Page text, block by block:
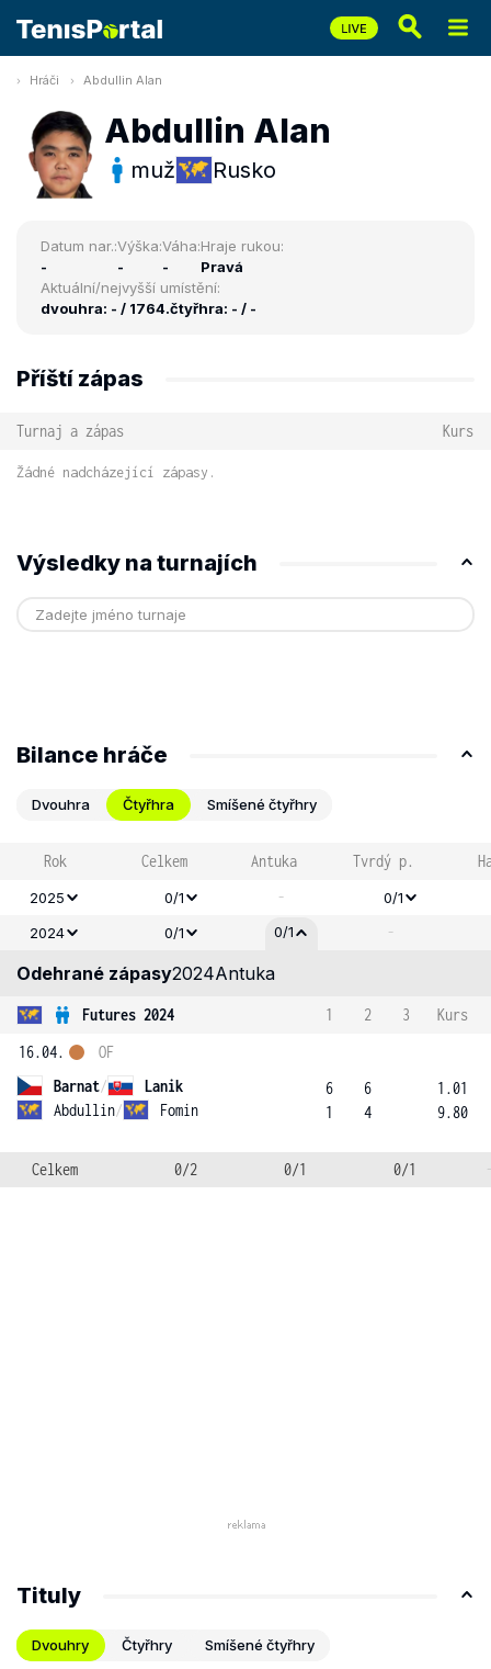
Hráči Abdullin Alan
Abdullin Alan
muž Rusko
Datum nar.:
-
Výška:
-
Váha:
-
Hraje rukou:
Pravá
Aktuální/nejvyšší umístění:
dvouhra: - / 1764.čtyřhra: - / -
Příští zápas
Turnaj a zápas Kurs
Žádné nadcházející zápasy.
Výsledky na turnajích
Bilance hráče
Dvouhra Čtyřhra Smíšené čtyřhry
Rok Celkem Antuka Tvrdý p.
2025 0/1 -
0/1
2024
0/1 0/1 -
Odehrané zápasy2024Antuka
Futures 2024 1 2 3
Kurs
16.04.
Barnat/
Lanik
Abdullin/ Fomin
OF
6
1
6
4
1.01
9.80
Celkem 0/2 0/1 0/1
Tituly
Dvouhry Čtyřhry Smíšené čtyřhry